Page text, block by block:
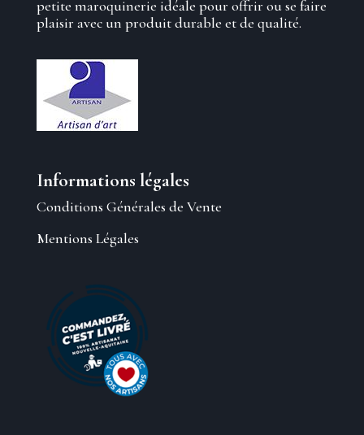
petite maroquinerie idéale pour offrir ou se faire
plaisir avec un produit durable et de qualité.
Informations légales
Conditions Générales de Vente
Mentions Légales